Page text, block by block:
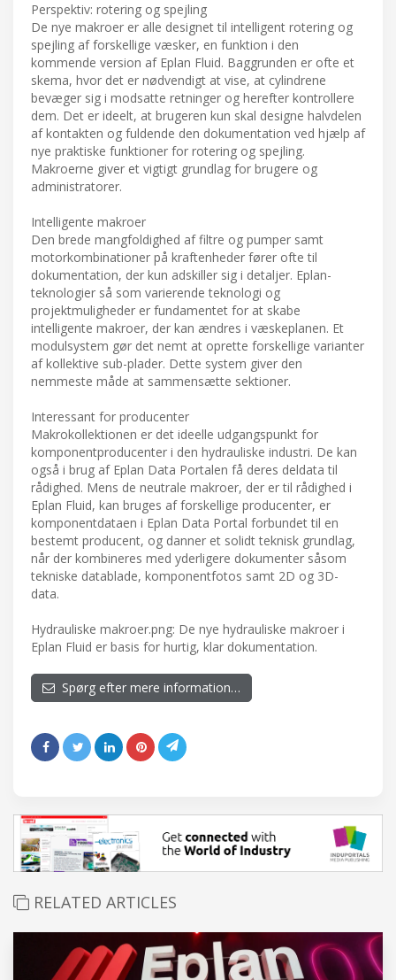
Perspektiv: rotering og spejling
De nye makroer er alle designet til intelligent rotering og
spejling af forskellige væsker, en funktion i den
kommende version af Eplan Fluid. Baggrunden er ofte et
skema, hvor det er nødvendigt at vise, at cylindrene
bevæger sig i modsatte retninger og herefter kontrollere
dem. Det er ideelt, at brugeren kun skal designe halvdelen
af kontakten og fuldende den dokumentation ved hjælp af
nye praktiske funktioner for rotering og spejling.
Makroerne giver et vigtigt grundlag for brugere og
administratorer.
Intelligente makroer
Den brede mangfoldighed af filtre og pumper samt
motorkombinationer på kraftenheder fører ofte til
dokumentation, der kun adskiller sig i detaljer. Eplan-
teknologier så som varierende teknologi og
projektmuligheder er fundamentet for at skabe
intelligente makroer, der kan ændres i væskeplanen. Et
modulsystem gør det nemt at oprette forskellige varianter
af kollektive sub-plader. Dette system giver den
nemmeste måde at sammensætte sektioner.
Interessant for producenter
Makrokollektionen er det ideelle udgangspunkt for
komponentproducenter i den hydrauliske industri. De kan
også i brug af Eplan Data Portalen få deres deldata til
rådighed. Mens de neutrale makroer, der er til rådighed i
Eplan Fluid, kan bruges af forskellige producenter, er
komponentdataen i Eplan Data Portal forbundet til en
bestemt producent, og danner et solidt teknisk grundlag,
når der kombineres med yderligere dokumenter såsom
tekniske datablade, komponentfotos samt 2D og 3D-
data.
Hydrauliske makroer.png: De nye hydrauliske makroer i
Eplan Fluid er basis for hurtig, klar dokumentation.
Spørg efter mere information…
RELATED ARTICLES